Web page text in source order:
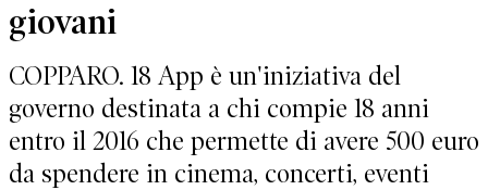
giovani
COPPARO. 18 App è un'iniziativa del
governo destinata a chi compie 18 anni
entro il 2016 che permette di avere 500 euro
da spendere in cinema, concerti, eventi